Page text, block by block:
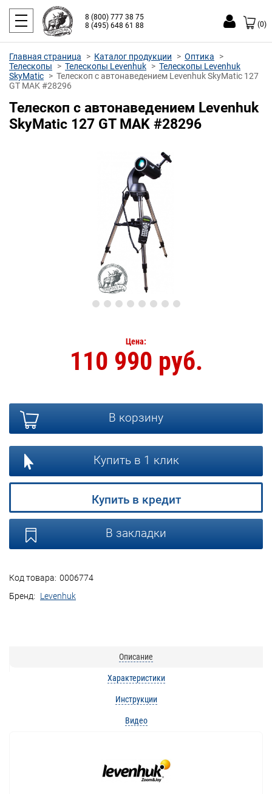
8 (800) 777 38 75
8 (495) 648 61 88
(0)
Главная страница Каталог продукции
Оптика
Телескопы
Телескопы Levenhuk
Телескопы Levenhuk
SkyMatic
Телескоп с автонаведением Levenhuk SkyMatic 127
GT MAK #28296
Телескоп с автонаведением Levenhuk
SkyMatic 127 GT MAK #28296
Код товара: 0006774
Бренд:
Levenhuk
Цена:
110 990 руб.
В корзину
Купить в 1 клик
Купить в кредит
В закладки
Описание
Характеристики
Инструкции
Видео